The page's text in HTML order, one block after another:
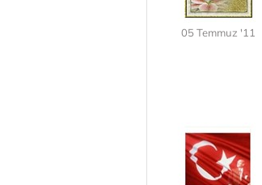
05 Temmuz '11